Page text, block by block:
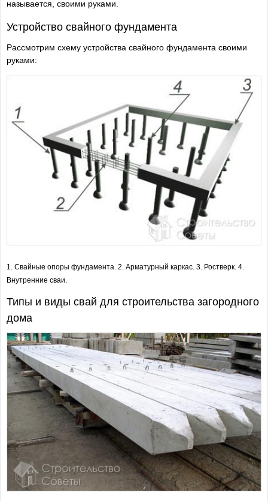
называется, своими руками.
Устройство свайного фундамента
Рассмотрим схему устройства свайного фундамента своими
руками:
1. Свайные опоры фундамента. 2. Арматурный каркас. 3. Ростверк. 4.
Внутренние сваи.
Типы и виды свай для строительства загородного
дома